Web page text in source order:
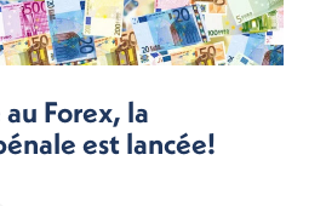
Forex, la
est lancée!